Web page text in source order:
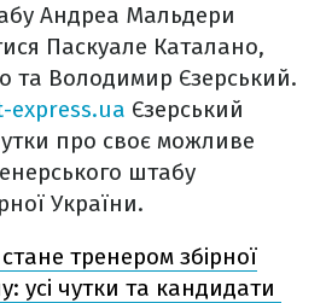
Андреа Мальдери
Паскуале Каталано,
та Володимир Єзерський.
express.ua Єзерський
про своє можливе
штабу
України.
тренером збірної
усі чутки та кандидати